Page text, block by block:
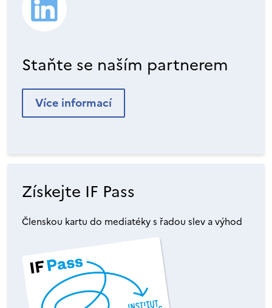
Staňte se naším partnerem
Více informací
Získejte IF Pass
Členskou kartu do mediatéky s řadou slev a výhod